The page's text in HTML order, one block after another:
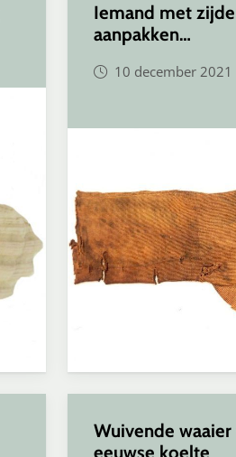
Iemand met
aanpakken…
10 december 2021
Wuivende
eeuwse koelte